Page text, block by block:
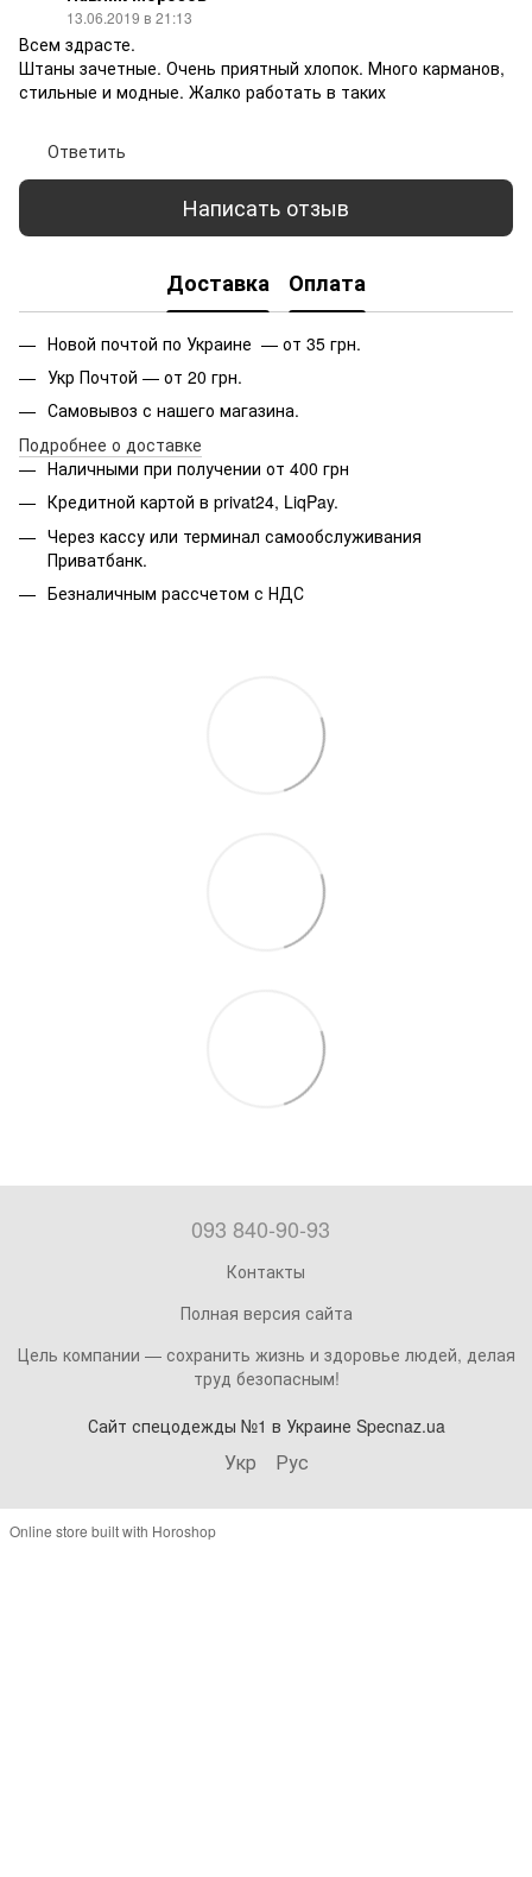
13.06.2019 в 21:13
Всем здрасте.
Штаны зачетные. Очень приятный хлопок. Много карманов,
стильные и модные. Жалко работать в таких
Ответить
Написать отзыв
Доставка Оплата
Новой почтой по Украине — от 35 грн.
Укр Почтой — от 20 грн.
Самовывоз с нашего магазина.
Подробнее о доставке
Наличными при получении от 400 грн
Кредитной картой в privat24, LiqPay.
Через кассу или терминал самообслуживания
Приватбанк.
Безналичным рассчетом с НДС
093 840-90-93
Контакты
Полная версия сайта
Цель компании — сохранить жизнь и здоровье людей, делая
труд безопасным!
Сайт спецодежды №1 в Украине Specnaz.ua
Укр Рус
Online store built with Horoshop